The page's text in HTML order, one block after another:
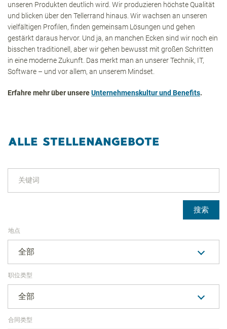
unseren Produkten deutlich wird. Wir produzieren höchste Qualität
und blicken über den Tellerrand hinaus. Wir wachsen an unseren
vielfältigen Profilen, finden gemeinsam Lösungen und gehen
gestärkt daraus hervor. Und ja, an manchen Ecken sind wir noch ein
bisschen traditionell, aber wir gehen bewusst mit großen Schritten
in eine moderne Zukunft. Das merkt man an unserer Technik, IT,
Software – und vor allem, an unserem Mindset.
Erfahre mehr über unsereUnternehmenskultur und Benefits.
ALLE STELLENANGEBOTE
关键词
搜索
全部
地点
全部
职位类型
合同类型